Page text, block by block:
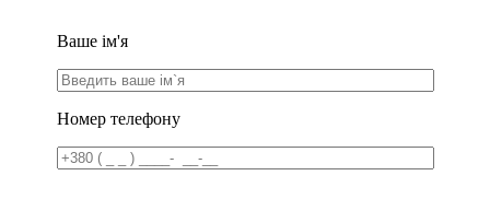
Ваше ім'я
Номер телефону